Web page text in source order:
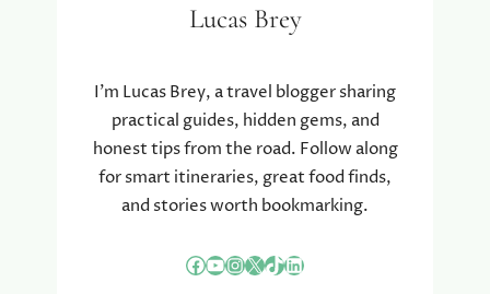
Lucas Brey
I’m Lucas Brey, a travel blogger sharing
practical guides, hidden gems, and
honest tips from the road. Follow along
for smart itineraries, great food finds,
and stories worth bookmarking.
Facebook YouTube InstagramX TikTok LinkedIn